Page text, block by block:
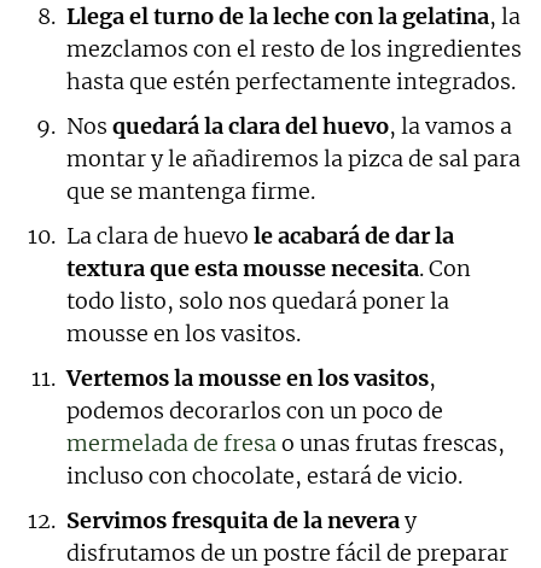
Llega el turno de la leche con la gelatina, la
mezclamos con el resto de los ingredientes
hasta que estén perfectamente integrados.
Nos quedará la clara del huevo, la vamos a
montar y le añadiremos la pizca de sal para
que se mantenga firme.
La clara de huevo le acabará de dar la
textura que esta mousse necesita. Con
todo listo, solo nos quedará poner la
mousse en los vasitos.
Vertemos la mousse en los vasitos,
podemos decorarlos con un poco de
mermelada de fresa o unas frutas frescas,
incluso con chocolate, estará de vicio.
Servimos fresquita de la neveray
disfrutamos de un postre fácil de preparar